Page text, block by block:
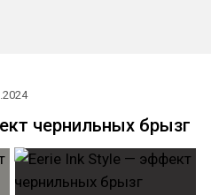
чернильных брызг